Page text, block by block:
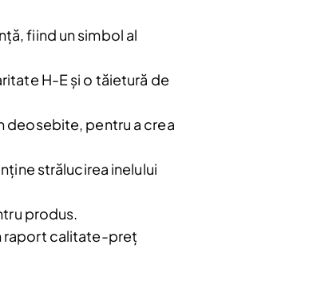
fiind un simbol al
H-E și o tăietură de
deosebite, pentru a crea
strălucirea inelului
produs.
raport calitate-preț